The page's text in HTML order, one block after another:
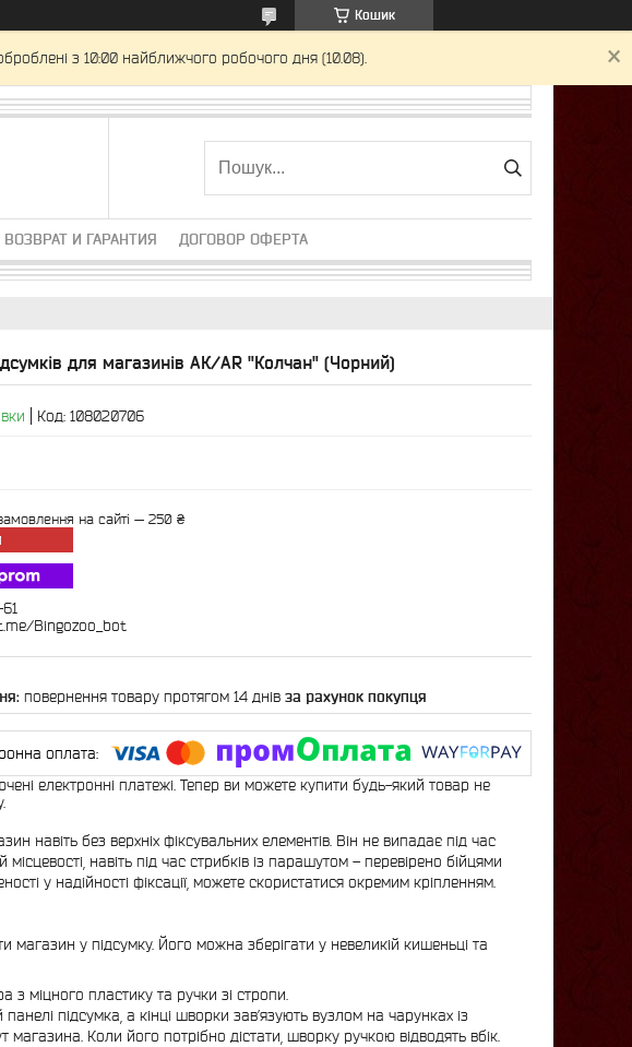
Кошик
з 10:00 найближчого робочого дня (10.08).
ВОЗВРАТ И ГАРАНТИЯ ДОГОВОР ОФЕРТА
для магазинів АК/AR "Колчан" (Чорний)
Код: 108020706
на сайті — 250 ₴
Bingozoo_bot
повернення товару протягом 14 днів за рахунок покупця
електронні платежі. Тепер ви можете купити будь-який товар не
навіть без верхніх фіксувальних елементів. Він не випадає під час
навіть під час стрибків із парашутом – перевірено бійцями
у надійності фіксації, можете скористатися окремим кріпленням.
у підсумку. Його можна зберігати у невеликій кишеньці та
з міцного пластику та ручки зі стропи.
підсумка, а кінці шворки зав’язують вузлом на чарунках із
Коли його потрібно дістати, шворку ручкою відводять вбік.